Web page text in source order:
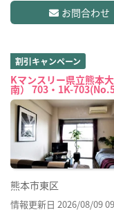
お問合わせ
割引キャンペーン
Kマンスリー県立熊本
南） 703・1K-
熊本市東区
情報更新日 2026/08/09